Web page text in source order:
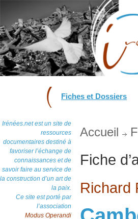
Fiches et Dossiers
Irénées.net est un site de
ressources
documentaires destiné à
favoriser l’échange de
connaissances et de
savoir faire au service de
la construction d’un art de
la paix.
Ce site est porté par
l’association
Modus Operandi
Accueil
Fiche
Richard